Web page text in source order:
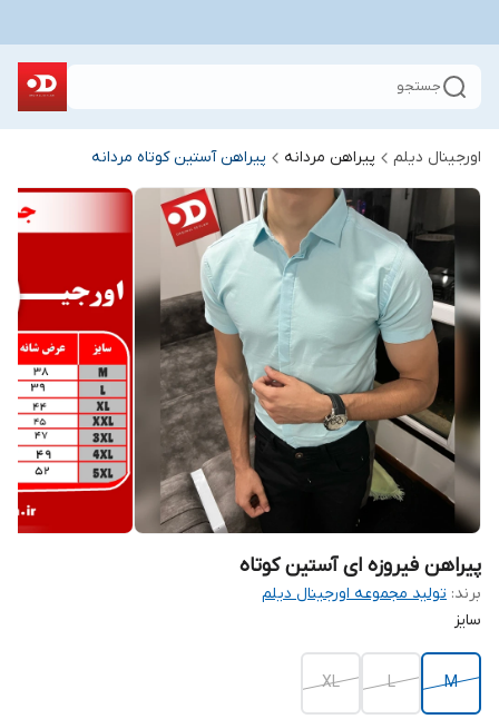
جستجو
اورجینال دیلم پیراهن مردانه پیراهن آستین کوتاه مردانه
پیراهن فیروزه ای آستین کوتاه
برند: تولید مجموعه اورجینال دیلم
سایز
M
L
XL